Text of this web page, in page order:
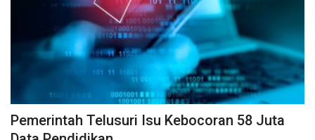
Kesehatan
Layanan Publik
Perempuan/Anak
Pemerintah Telusuri Isu Kebocoran 58 Juta